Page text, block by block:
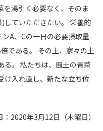
を湯引く必要なく、そのま
していただきたい。 栄養的
A、Cの一日の必要摂取量
である。 その上、家々の土
る。 私たちは、風土の青菜
け入れ直し、新たな立ち位
：2020年3月12日（木曜日）